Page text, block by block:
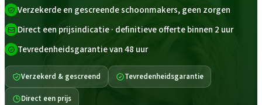
Verzekerde en gescreende schoonmakers, geen zorgen
Direct een prijsindicatie · definitieve offerte binnen 2 uur
Tevredenheidsgarantie van 48 uur
Verzekerd & gescreend Tevredenheidsgarantie
Direct een prijs